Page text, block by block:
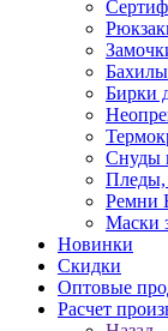
Бахилы
Бирки
Снуды
Ремни
Маски
Новинки
Скидки
Оптовые
Расчет